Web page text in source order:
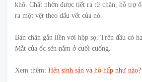
khô. Chất nhờn được tiết ra từ chân, hỗ trợ
ra một vệt theo dấu vết của nó.
Bàn chân gắn liền với hộp sọ. Trên đầu có
Mắt của ốc sên nằm ở cuối cuống.
Xem thêm: Hến sinh sản và hô hấp như nào?